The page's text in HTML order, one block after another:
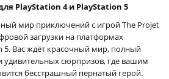
PlayStation 4 и PlayStation 5
мир приключений с игрой The Projet
загрузки на платформах
5. Вас ждёт красочный мир, полный
удивительных сюрпризов, где вашим
бесстрашный пернатый герой.